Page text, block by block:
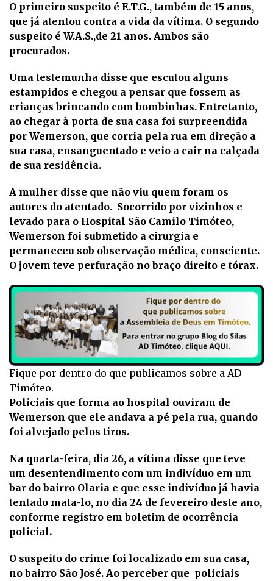
O primeiro suspeito é E.T.G., também de 15 anos,
que já atentou contra a vida da vítima. O segundo
suspeito é W.A.S.,de 21 anos. Ambos são
procurados.
Uma testemunha disse que escutou alguns
estampidos e chegou a pensar que fossem as
crianças brincando com bombinhas. Entretanto,
ao chegar à porta de sua casa foi surpreendida
por Wemerson, que corria pela rua em direção a
sua casa, ensanguentado e veio a cair na calçada
de sua residência.
A mulher disse que não viu quem foram os
autores do atentado. Socorrido por vizinhos e
levado para o Hospital São Camilo Timóteo,
Wemerson foi submetido a cirurgia e
permaneceu sob observação médica, consciente.
O jovem teve perfuração no braço direito e tórax.
Fique por dentro do que publicamos sobre a AD
Timóteo.
Policiais que forma ao hospital ouviram de
Wemerson que ele andava a pé pela rua, quando
foi alvejado pelos tiros.
Na quarta-feira, dia 26, a vítima disse que teve
um desentendimento com um indivíduo em um
bar do bairro Olaria e que esse indivíduo já havia
tentado mata-lo, no dia 24 de fevereiro deste ano,
conforme registro em boletim de ocorrência
policial.
O suspeito do crime foi localizado em sua casa,
no bairro São José. Ao perceber que policiais